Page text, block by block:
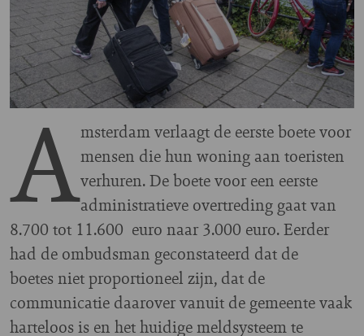
Amsterdam verlaagt de eerste boete voor
mensen die hun woning aan toeristen
verhuren. De boete voor een eerste
administratieve overtreding gaat van
8.700 tot 11.600 euro naar 3.000 euro. Eerder
had de ombudsman geconstateerd dat de
boetes niet proportioneel zijn, dat de
communicatie daarover vanuit de gemeente vaak
harteloos is en het huidige meldsysteem te